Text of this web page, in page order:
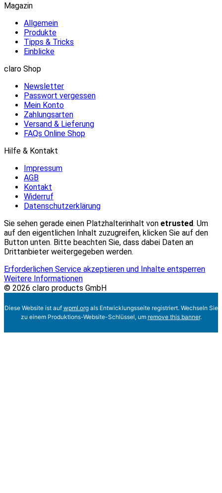
Magazin
Allgemein
Produkte
Tipps & Tricks
Einblicke
claro Shop
Newsletter
Passwort vergessen
Mein Konto
Zahlungsarten
Versand & Lieferung
FAQs Online Shop
Hilfe & Kontakt
Impressum
AGB
Kontakt
Widerruf
Datenschutzerklärung
Sie sehen gerade einen Platzhalterinhalt von etrusted. Um
auf den eigentlichen Inhalt zuzugreifen, klicken Sie auf den
Button unten. Bitte beachten Sie, dass dabei Daten an
Drittanbieter weitergegeben werden.
Erforderlichen Service akzeptieren und Inhalte entsperren
Weitere Informationen
© 2026 claro products GmbH
Diese Website ist auf wpml.orgals Entwicklungsseite registriert. Wechseln Sie
zu einem Produktions-Website-Schlüssel, um remove this banner.